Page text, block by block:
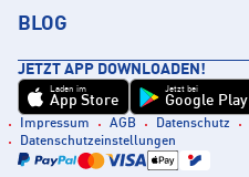
BLOG
JETZT APP DOWNLOADEN!
Laden im
App Store
Jetzt bei
Google Play
Impressum AGB Datenschutz
Datenschutzeinstellungen